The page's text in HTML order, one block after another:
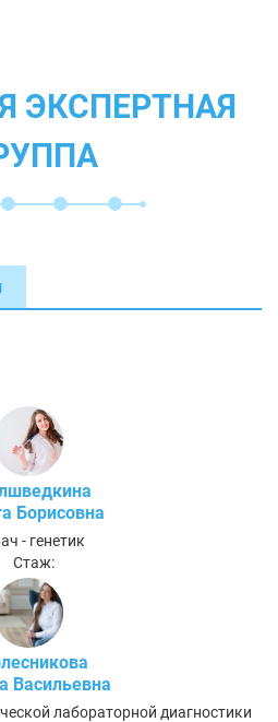
ЭКСПЕРТНАЯ
Борисовна
- генетик
Стаж:
Васильевна
лабораторной диагностики